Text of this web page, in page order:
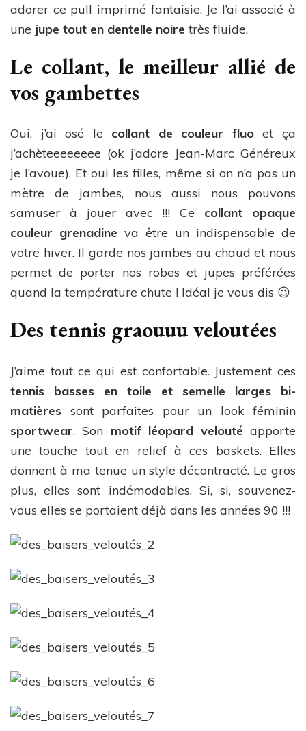
adorer ce pull imprimé fantaisie. Je l’ai associé à
une jupe tout en dentelle noire très fluide.
Le collant, le meilleur allié de
vos gambettes
Oui, j’ai osé le collant de couleur fluoet ça
j’achèteeeeeeee (ok j’adore Jean-Marc Généreux
je l’avoue). Et oui les filles, même si on n’a pas un
mètre de jambes, nous aussi nous pouvons
s’amuser à jouer avec !!! Ce collant opaque
couleur grenadine va être un indispensable de
votre hiver. Il garde nos jambes au chaud et nous
permet de porter nos robes et jupes préférées
quand la température chute ! Idéal je vous dis 😉
Des tennis graouuu veloutées
J’aime tout ce qui est confortable. Justement ces
tennis basses en toile et semelle larges bi-
matières sont parfaites pour un look féminin
sportwear. Son motif léopard velouté apporte
une touche tout en relief à ces baskets. Elles
donnent à ma tenue un style décontracté. Le gros
plus, elles sont indémodables. Si, si, souvenez-
vous elles se portaient déjà dans les années 90 !!!